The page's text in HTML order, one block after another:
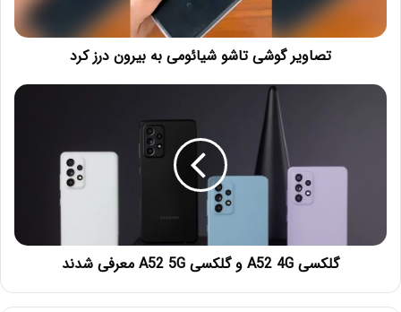
تصاویر گوشی تاشو شیائومی به بیرون درز کرد
گلکسی A52 4G و گلکسی A52 5G معرفی شدند